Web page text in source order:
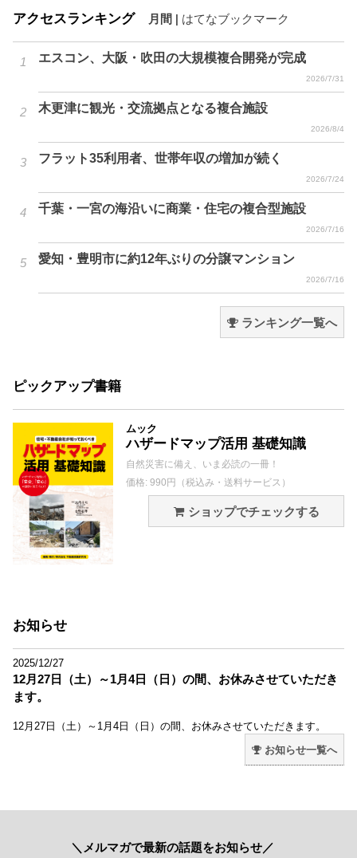
アクセスランキング 月間 はてなブックマーク
エスコン、大阪・吹田の大規模複合開発が完成
2026/7/31
木更津に観光・交流拠点となる複合施設
2026/8/4
フラット35利用者、世帯年収の増加が続く
2026/7/24
千葉・一宮の海沿いに商業・住宅の複合型施設
2026/7/16
愛知・豊明市に約12年ぶりの分譲マンション
2026/7/16
ランキング一覧へ
ピックアップ書籍
ムック
ハザードマップ活用 基礎知識
自然災害に備え、いま必読の一冊！
価格: 990円（税込み・送料サービス）
ショップでチェックする
お知らせ
2025/12/27
12月27日（土）～1月4日（日）の間、お休みさせていただき
ます。
12月27日（土）～1月4日（日）の間、お休みさせていただきます。
お知らせ一覧へ
＼メルマガで最新の話題をお知らせ／